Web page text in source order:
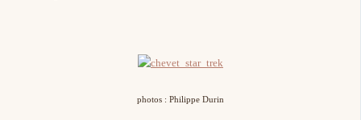
photos : Philippe Durin